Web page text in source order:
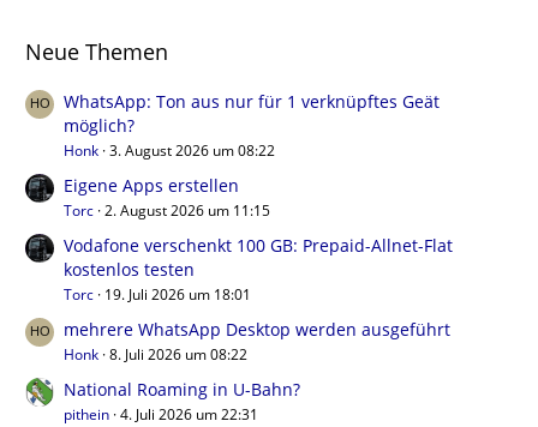
Neue Themen
WhatsApp: Ton aus nur für 1 verknüpftes Geät
möglich?
Honk 3. August 2026 um 08:22
Eigene Apps erstellen
Torc 2. August 2026 um 11:15
Vodafone verschenkt 100 GB: Prepaid-Allnet-Flat
kostenlos testen
Torc 19. Juli 2026 um 18:01
mehrere WhatsApp Desktop werden ausgeführt
Honk 8. Juli 2026 um 08:22
National Roaming in U-Bahn?
pithein 4. Juli 2026 um 22:31